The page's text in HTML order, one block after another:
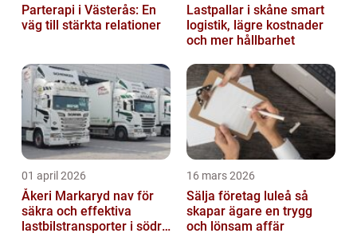
Parterapi i Västerås: En
väg till stärkta relationer
Lastpallar i skåne smart
logistik, lägre kostnader
och mer hållbarhet
01 april 2026
Åkeri Markaryd nav för
säkra och effektiva
lastbilstransporter i södra
16 mars 2026
Sälja företag luleå så
skapar ägare en trygg
och lönsam affär